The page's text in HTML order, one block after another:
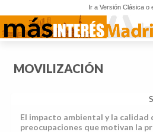
Ir a Versión Clásica o
MOVILIZACIÓN
El impacto ambiental y la calidad
preocupaciones que motivan la